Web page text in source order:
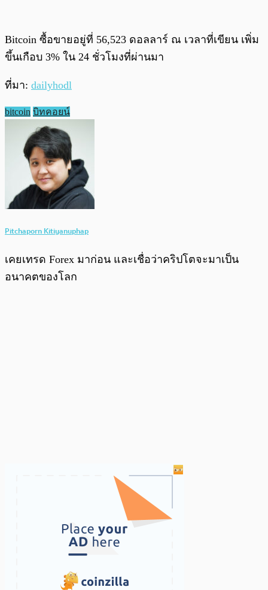
Bitcoin ซื้อขายอยู่ที่ 56,523 ดอลลาร์ ณ เวลาที่เขียน เพิ่ม
ขึ้นเกือบ 3% ใน 24 ชั่วโมงที่ผ่านมา
ที่มา: dailyhodl
bitcoin บิทคอยน์
Pitchaporn Kitiyanuphap
เคยเทรด Forex มาก่อน และเชื่อว่าคริปโตจะมาเป็น
อนาคตของโลก